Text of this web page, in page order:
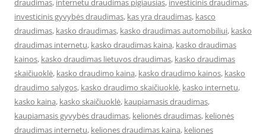
draudimas, internetu draudimas pigiausias, investicinis draudimas,
investicinis gyvybės draudimas, kas yra draudimas, kasco
draudimas, kasko draudimas, kasko draudimas automobiliui, kasko
draudimas internetu, kasko draudimas kaina, kasko draudimas
kainos, kasko draudimas lietuvos draudimas, kasko draudimas
skaičiuoklė, kasko draudimo kaina, kasko draudimo kainos, kasko
draudimo salygos, kasko draudimo skaičiuoklė, kasko internetu,
kasko kaina, kasko skaičiuoklė, kaupiamasis draudimas,
kaupiamasis gyvybės draudimas, kelionės draudimas, kelionės
draudimas internetu, keliones draudimas kaina, keliones